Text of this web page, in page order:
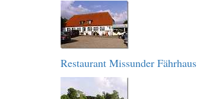
Restaurant Missunder Fährhaus